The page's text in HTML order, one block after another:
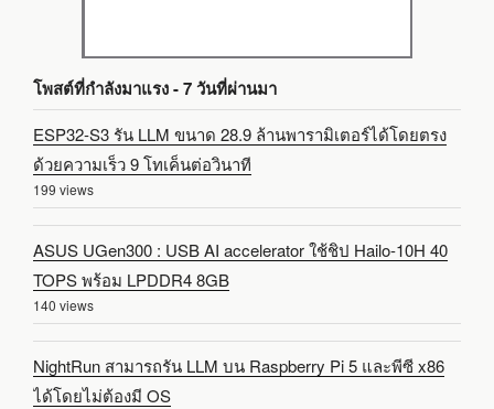
โพสต์ที่กำลังมาแรง - 7 วันที่ผ่านมา
ESP32-S3 รัน LLM ขนาด 28.9 ล้านพารามิเตอร์ได้โดยตรง
ด้วยความเร็ว 9 โทเค็นต่อวินาที
199 views
ASUS UGen300 : USB AI accelerator ใช้ชิป Hailo-10H 40
TOPS พร้อม LPDDR4 8GB
140 views
NightRun สามารถรัน LLM บน Raspberry Pi 5 และพีซี x86
ได้โดยไม่ต้องมี OS